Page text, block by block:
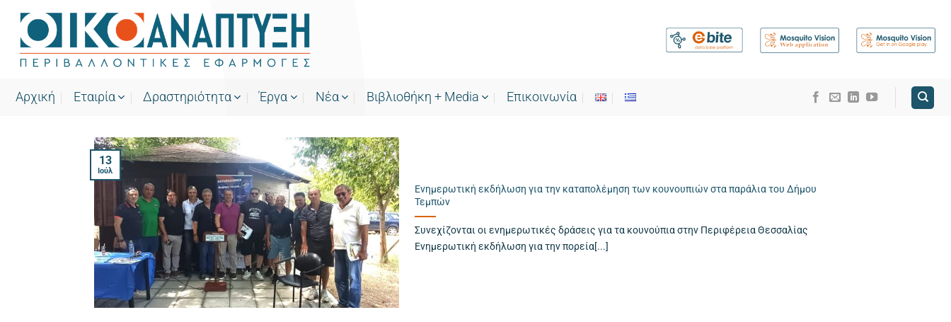
περιεχόμενο
Αρχική Εταιρία Δραστηριότητα Έργα Νέα Bιβλιοθήκη + Media Επικοινωνία
Ενημερωτική εκδήλωση για την καταπολέμηση των κουνουπιών στα παράλια του Δήμου
Τεμπών
Συνεχίζονται οι ενημερωτικές δράσεις για τα κουνούπια στην Περιφέρεια Θεσσαλίας
Ενημερωτική εκδήλωση για την πορεία[...]
13
Ιούλ